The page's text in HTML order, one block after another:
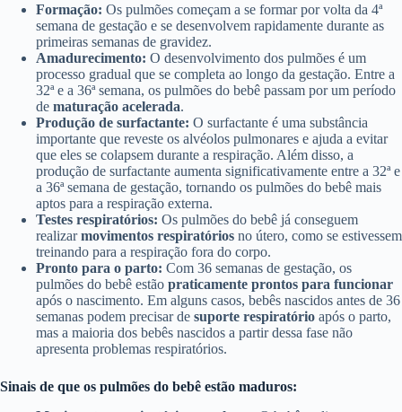
Formação: Os pulmões começam a se formar por volta da 4ª
semana de gestação e se desenvolvem rapidamente durante as
primeiras semanas de gravidez.
Amadurecimento: O desenvolvimento dos pulmões é um
processo gradual que se completa ao longo da gestação. Entre a
32ª e a 36ª semana, os pulmões do bebê passam por um período
de maturação acelerada.
Produção de surfactante: O surfactante é uma substância
importante que reveste os alvéolos pulmonares e ajuda a evitar
que eles se colapsem durante a respiração. Além disso, a
produção de surfactante aumenta significativamente entre a 32ª e
a 36ª semana de gestação, tornando os pulmões do bebê mais
aptos para a respiração externa.
Testes respiratórios: Os pulmões do bebê já conseguem
realizarmovimentos respiratórios no útero, como se estivessem
treinando para a respiração fora do corpo.
Pronto para o parto: Com 36 semanas de gestação, os
pulmões do bebê estão praticamente prontos para funcionar
após o nascimento. Em alguns casos, bebês nascidos antes de 36
semanas podem precisar de suporte respiratório após o parto,
mas a maioria dos bebês nascidos a partir dessa fase não
apresenta problemas respiratórios.
Sinais de que os pulmões do bebê estão maduros: